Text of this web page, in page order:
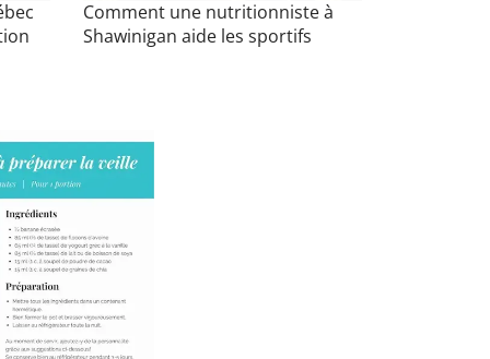
Comment une nutritionniste à
Shawinigan aide les sportifs